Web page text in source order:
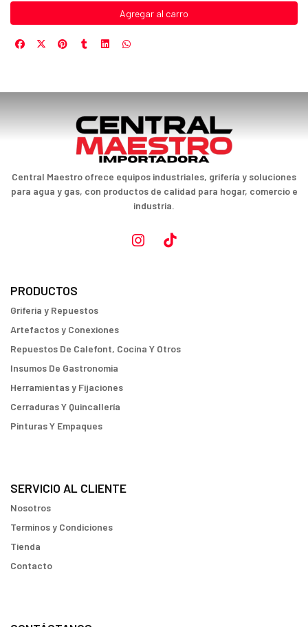
Agregar al carro
Central Maestro ofrece equipos industriales, grifería y soluciones
para agua y gas, con productos de calidad para hogar, comercio e
industria.
PRODUCTOS
Griferia y Repuestos
Artefactos y Conexiones
Repuestos De Calefont, Cocina Y Otros
Insumos De Gastronomia
Herramientas y Fijaciones
Cerraduras Y Quincallería
Pinturas Y Empaques
SERVICIO AL CLIENTE
Nosotros
Terminos y Condiciones
Tienda
Contacto